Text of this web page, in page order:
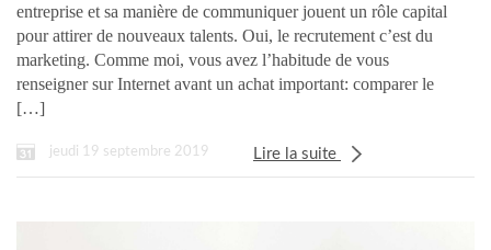
entreprise et sa manière de communiquer jouent un rôle capital
pour attirer de nouveaux talents. Oui, le recrutement c’est du
marketing. Comme moi, vous avez l’habitude de vous
renseigner sur Internet avant un achat important: comparer le
[…]
jeudi 19 septembre 2019 Lire la suite